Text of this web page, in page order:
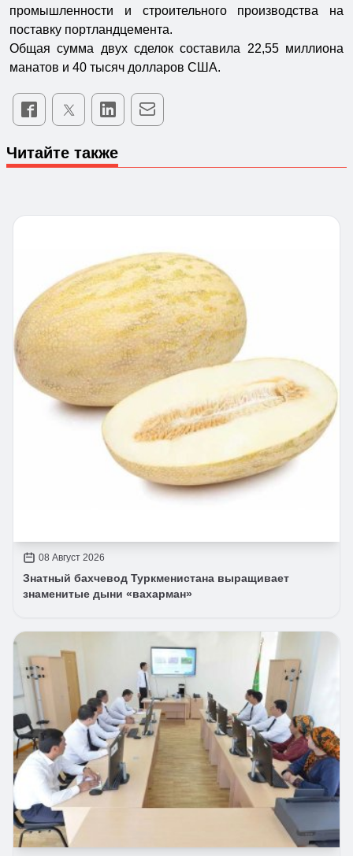
промышленности и строительного производства на
поставку портландцемента.
Общая сумма двух сделок составила 22,55 миллиона
манатов и 40 тысяч долларов США.
Читайте также
08 Август 2026
Знатный бахчевод Туркменистана выращивает
знаменитые дыни «вахарман»